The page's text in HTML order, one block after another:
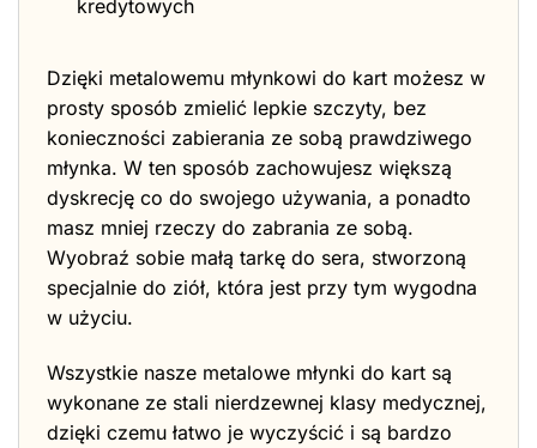
kredytowych
Dzięki metalowemu młynkowi do kart możesz w
prosty sposób zmielić lepkie szczyty, bez
konieczności zabierania ze sobą prawdziwego
młynka. W ten sposób zachowujesz większą
dyskrecję co do swojego używania, a ponadto
masz mniej rzeczy do zabrania ze sobą.
Wyobraź sobie małą tarkę do sera, stworzoną
specjalnie do ziół, która jest przy tym wygodna
w użyciu.
Wszystkie nasze metalowe młynki do kart są
wykonane ze stali nierdzewnej klasy medycznej,
dzięki czemu łatwo je wyczyścić i są bardzo